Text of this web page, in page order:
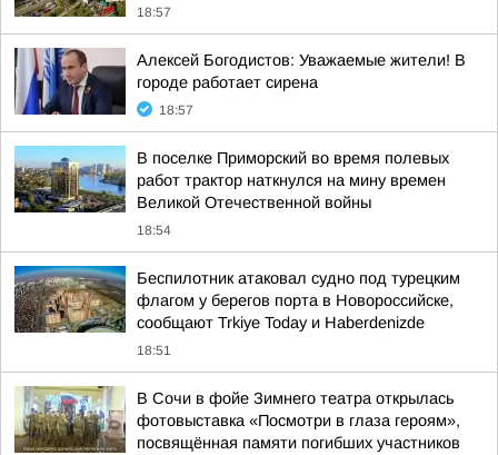
18:57
Алексей Богодистов: Уважаемые жители! В
городе работает сирена
18:57
В поселке Приморский во время полевых
работ трактор наткнулся на мину времен
Великой Отечественной войны
18:54
Беспилотник атаковал судно под турецким
флагом у берегов порта в Новороссийске,
сообщают Trkiye Today и Haberdenizde
18:51
В Сочи в фойе Зимнего театра открылась
фотовыставка «Посмотри в глаза героям»,
посвящённая памяти погибших участников